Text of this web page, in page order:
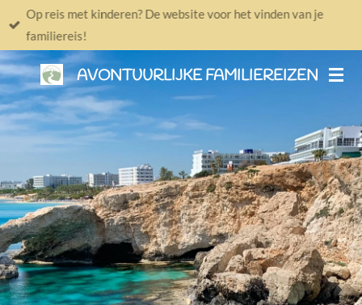
Ga
direct
naar
de
hoofdinhoud
AVONTUURLIJKE FAMILIEREIZEN
Op reis met kinderen? De website voor het vinden van je
familiereis!